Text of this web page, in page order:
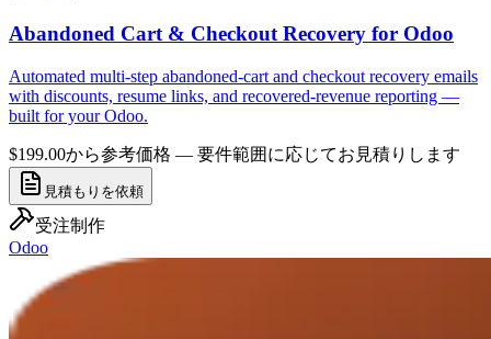
Abandoned Cart & Checkout Recovery for Odoo
Automated multi-step abandoned-cart and checkout recovery emails
with discounts, resume links, and recovered-revenue reporting —
built for your Odoo.
$199.00から参考価格 — 要件範囲に応じてお見積りします
見積もりを依頼
受注制作
Odoo